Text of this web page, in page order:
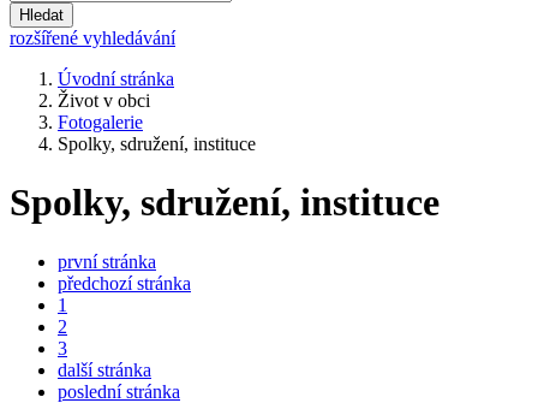
Hledat
rozšířené vyhledávání
Úvodní stránka
Život v obci
Fotogalerie
Spolky, sdružení, instituce
Spolky, sdružení, instituce
první stránka
předchozí stránka
1
2
3
další stránka
poslední stránka